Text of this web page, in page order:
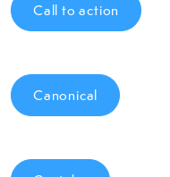
Call to action
Canonical